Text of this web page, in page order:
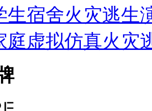
生宿舍火灾逃生
庭虚拟仿真火灾